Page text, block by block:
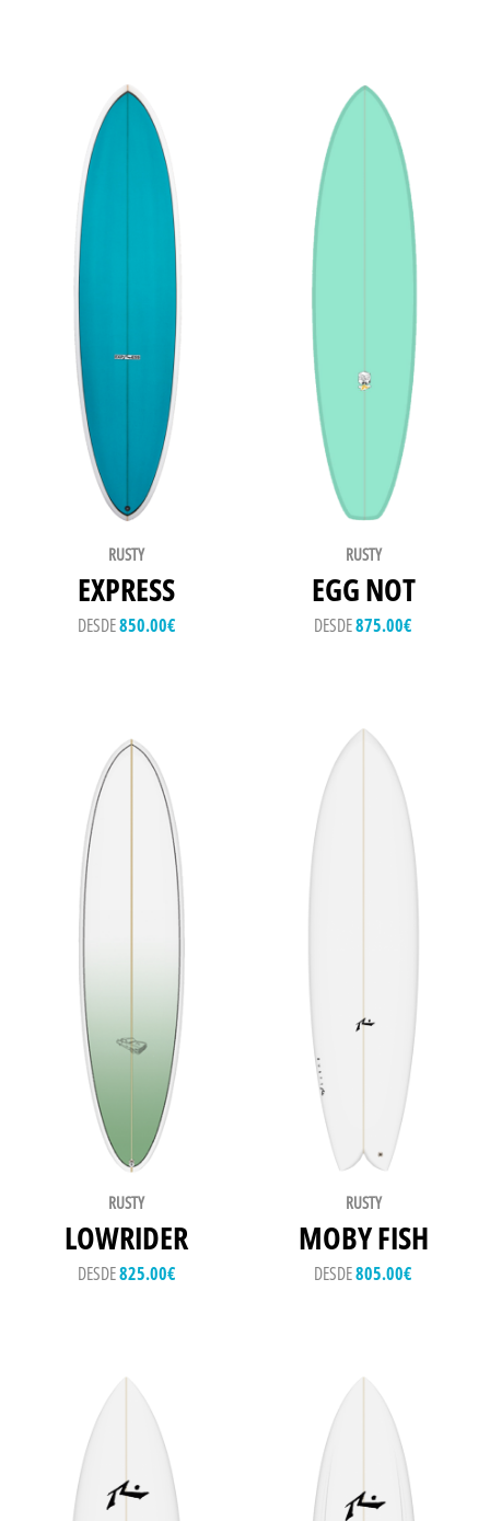
RUSTY
EXPRESS
DESDE850.00€
RUSTY
EGG NOT
DESDE875.00€
RUSTY
LOWRIDER
DESDE825.00€
RUSTY
MOBY FISH
DESDE805.00€